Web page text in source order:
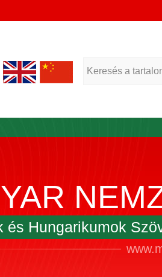
és Hungarikumok